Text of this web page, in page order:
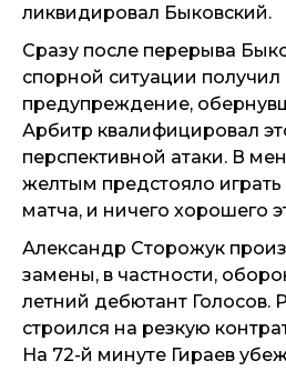
ликвидировал Быковский.
Сразу после перерыва
спорной ситуации получил
предупреждение,
Арбитр квалифицировал
перспективной атаки. В
желтым предстояло
матча, и ничего хорошего
Александр Сторожук
замены, в частности,
летний дебютант Голосов.
строился на резкую
На 72-й минуте Гираев